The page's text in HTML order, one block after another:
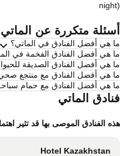
متكررة عن الماتي
هي أفضل الفنادق في الماتي؟
هي أفضل الفنادق الفخمة في
هي أفضل الفنادق الصديقة
هي أفضل الفنادق مع منتجع صحي
هي أفضل الفنادق مع حمام سباحة
الماتي
الفنادق الموصى بها قد تثير
Hotel Kazakhstan